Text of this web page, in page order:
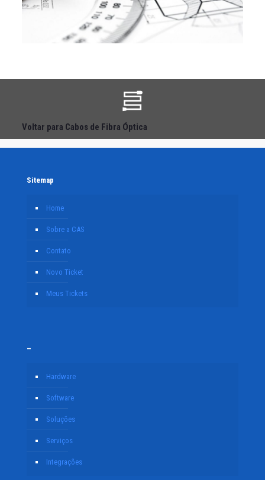
Voltar para Cabos de Fibra Óptica
Sitemap
Home
Sobre a CAS
Contato
Novo Ticket
Meus Tickets
–
Hardware
Software
Soluções
Serviços
Integrações